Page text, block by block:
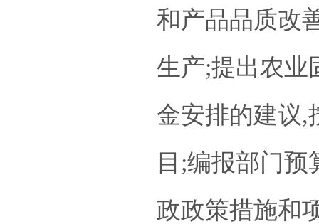
和产品品质改
生产;提出农业
金安排的建议,
目;编报部门
政政策措施和